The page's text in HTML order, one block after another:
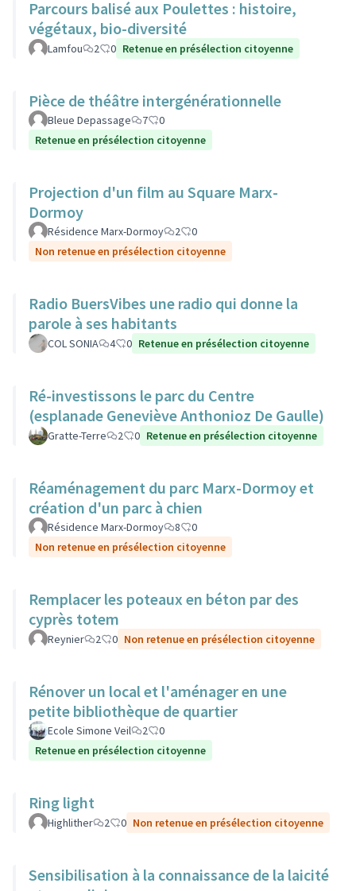
Parcours balisé aux Poulettes : histoire,
végétaux, bio-diversité
Lamfou 2 0 Retenue en présélection citoyenne
Pièce de théâtre intergénérationnelle
Bleue Depassage 7
0
Retenue en présélection citoyenne
Projection d'un film au Square Marx-
Dormoy
Résidence Marx-Dormoy 2
0
Non retenue en présélection citoyenne
Radio BuersVibes une radio qui donne la
parole à ses habitants
COL SONIA 4 0 Retenue en présélection citoyenne
Ré-investissons le parc du Centre
(esplanade Geneviève Anthonioz De Gaulle)
Gratte-Terre 2 0 Retenue en présélection citoyenne
Réaménagement du parc Marx-Dormoy et
création d'un parc à chien
Résidence Marx-Dormoy 8
0
Non retenue en présélection citoyenne
Remplacer les poteaux en béton par des
cyprès totem
Reynier 2 0 Non retenue en présélection citoyenne
Rénover un local et l'aménager en une
petite bibliothèque de quartier
Ecole Simone Veil 2
0
Retenue en présélection citoyenne
Ring light
Highlither 2 0 Non retenue en présélection citoyenne
Sensibilisation à la connaissance de la laicité